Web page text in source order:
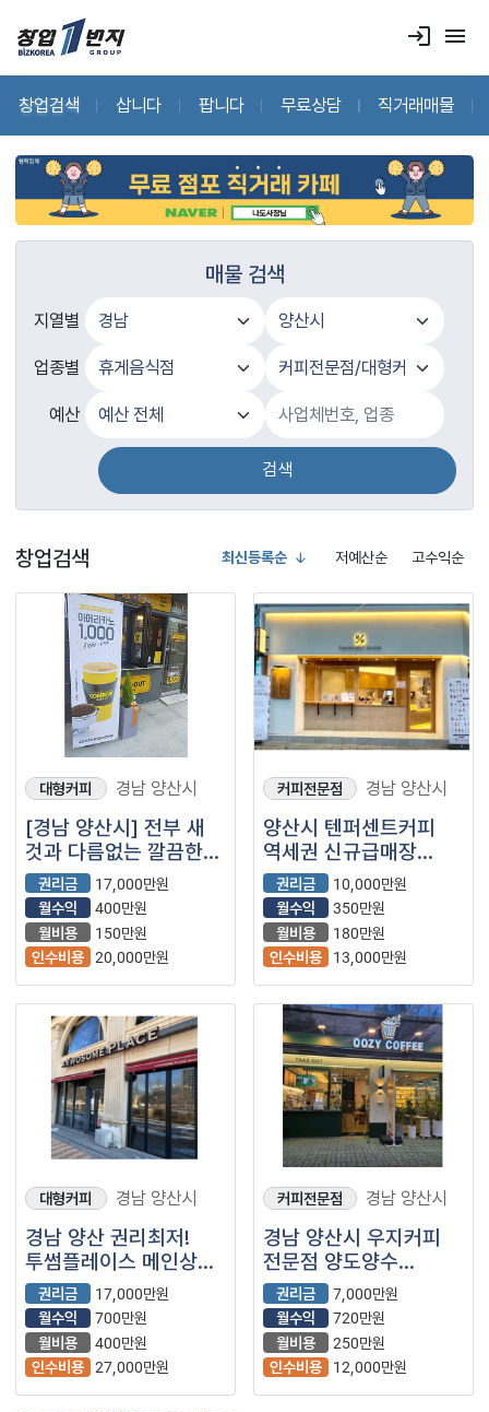
login menu
창업검색 삽니다 팝니다 무료상담 직거래매물
매물 검색
지열별
업종별
예산
검색
창업검색 최신등록순 저예산순 고수익순
대형커피 경남 양산시
[경남 양산시] 전부 새
것과 다름없는 깔끔한
매장, 컴포즈커피
권리금
17,000만원
월수익
400만원
월비용
150만원
인수비용 20,000만원
커피전문점 경남 양산시
양산시 텐퍼센트커피
역세권 신규급매장
소자본창업
추천드립니다
권리금
10,000만원
월수익
350만원
월비용
180만원
인수비용
13,000만원
대형커피 경남 양산시
경남 양산 권리최저!
투썸플레이스 메인상권
(프랜차이즈/카페/
대형카페)
권리금
17,000만원
월수익
700만원
월비용
400만원
인수비용 27,000만원
커피전문점 경남 양산시
경남 양산시 우지커피
전문점 양도양수
매매합니다. 이제는
우지커피입니다.
권리금
7,000만원
월수익
720만원
월비용
250만원
인수비용
12,000만원